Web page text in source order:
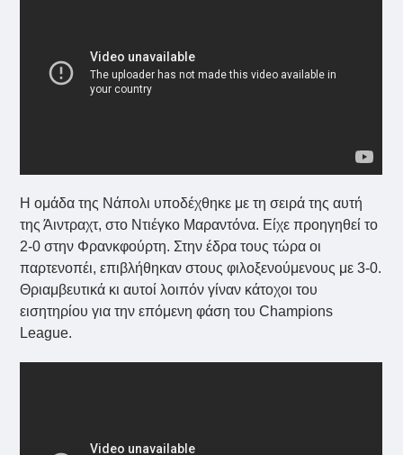
Η ομάδα της Νάπολι υποδέχθηκε με τη σειρά της αυτή
της Άιντραχτ, στο Ντιέγκο Μαραντόνα. Είχε προηγηθεί το
2-0 στην Φρανκφούρτη. Στην έδρα τους τώρα οι
παρτενοπέι, επιβλήθηκαν στους φιλοξενούμενους με 3-0.
Θριαμβευτικά κι αυτοί λοιπόν γίναν κάτοχοι του
εισητηρίου για την επόμενη φάση του Champions
League.